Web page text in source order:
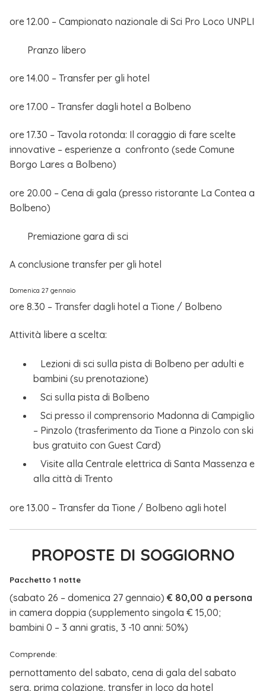
ore 12.00 – Campionato nazionale di Sci Pro Loco UNPLI
Pranzo libero
ore 14.00 – Transfer per gli hotel
ore 17.00 – Transfer dagli hotel a Bolbeno
ore 17.30 – Tavola rotonda: Il coraggio di fare scelte
innovative – esperienze a confronto (sede Comune
Borgo Lares a Bolbeno)
ore 20.00 – Cena di gala (presso ristorante La Contea a
Bolbeno)
Premiazione gara di sci
A conclusione transfer per gli hotel
Domenica 27 gennaio
ore 8.30 – Transfer dagli hotel a Tione / Bolbeno
Attività libere a scelta:
Lezioni di sci sulla pista di Bolbeno per adulti e
bambini (su prenotazione)
Sci sulla pista di Bolbeno
Sci presso il comprensorio Madonna di Campiglio
– Pinzolo (trasferimento da Tione a Pinzolo con ski
bus gratuito con Guest Card)
Visite alla Centrale elettrica di Santa Massenza e
alla città di Trento
ore 13.00 – Transfer da Tione / Bolbeno agli hotel
PROPOSTE DI SOGGIORNO
Pacchetto 1 notte
(sabato 26 – domenica 27 gennaio) € 80,00 a persona
in camera doppia (supplemento singola € 15,00;
bambini 0 – 3 anni gratis, 3 -10 anni: 50%)
Comprende:
pernottamento del sabato, cena di gala del sabato
sera, prima colazione, transfer in loco da hotel